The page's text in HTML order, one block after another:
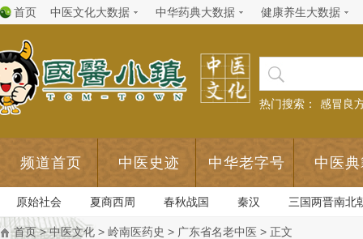
首页 中医文化大数据 中华药典大数据 健康养生大数据
热门搜索： 感冒良
频道首页 中医史迹 中华老字号 中医
原始社会 夏商西周 春秋战国 秦汉 三国两晋南北
首页>中医文化 > 岭南医药史 > 广东省名老中医 > 正文